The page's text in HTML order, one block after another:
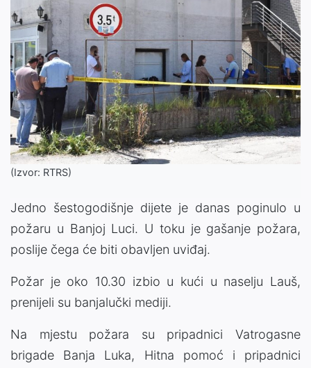
(Izvor: RTRS)
Jedno šestogodišnje dijete je danas poginulo u
požaru u Banjoj Luci. U toku je gašanje požara,
poslije čega će biti obavljen uviđaj.
Požar je oko 10.30 izbio u kući u naselju Lauš,
prenijeli su banjalučki mediji.
Na mjestu požara su pripadnici Vatrogasne
brigade Banja Luka, Hitna pomoć i pripadnici